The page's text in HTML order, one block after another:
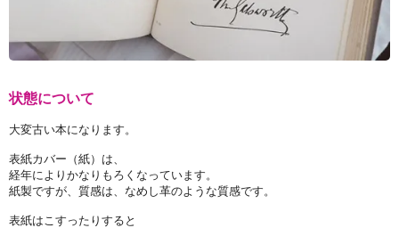
状態について
大変古い本になります。
表紙カバー（紙）は、
経年によりかなりもろくなっています。
紙製ですが、質感は、なめし革のような質感です。
表紙はこすったりすると